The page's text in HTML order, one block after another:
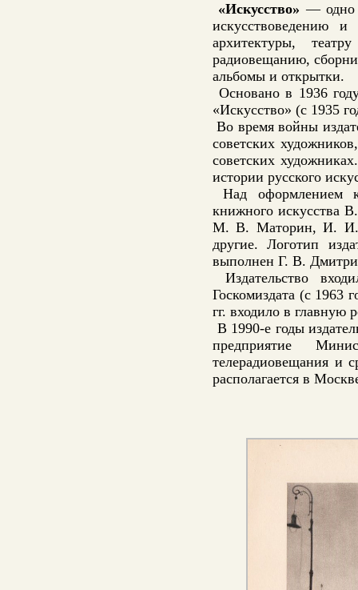
«Искусство» — одно
искусствоведению и
архитектуры,
радиовещанию,
альбомы и открытки.
Основано в 1936
«Искусство» (с 1935
Во время войны
советских
советских
истории русского
Над оформлением
книжного искусства
М. В. Маторин, И. И.
другие. Логотип
выполнен Г. В.
Издательство
Госкомиздата (с 1963
гг. входило в главную
В 1990-е годы
предприятие
телерадиовещания и
располагается в